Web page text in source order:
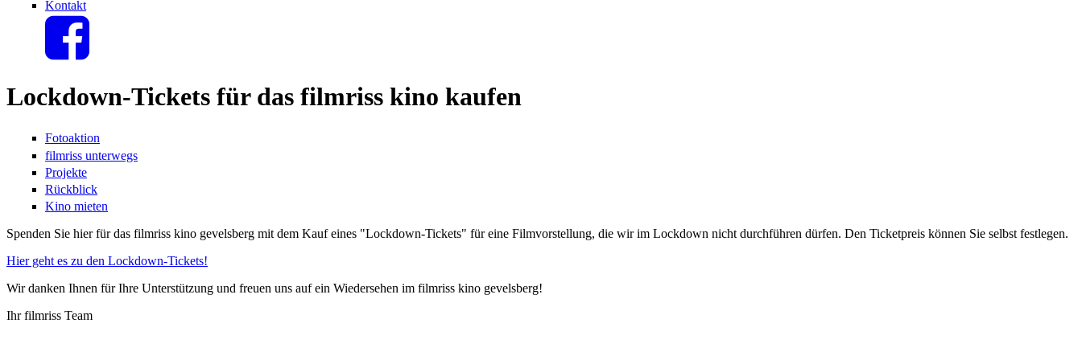
Kontakt
Lockdown-Tickets für das filmriss kino kaufen
Fotoaktion
filmriss unterwegs
Projekte
Rückblick
Kino mieten
Spenden Sie hier für das filmriss kino gevelsberg mit dem Kauf eines "Lockdown-Tickets" für eine Filmvorstellung, die wir im Lockdown nicht durchführen dürfen. Den Ticketpreis können Sie selbst festlegen.
Hier geht es zu den Lockdown-Tickets!
Wir danken Ihnen für Ihre Unterstützung und freuen uns auf ein Wiedersehen im filmriss kino gevelsberg!
Ihr filmriss Team